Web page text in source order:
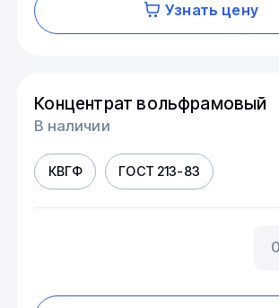
Узнать цену
Концентрат вольфрамовый
В наличии
КВГФ ГОСТ 213-83